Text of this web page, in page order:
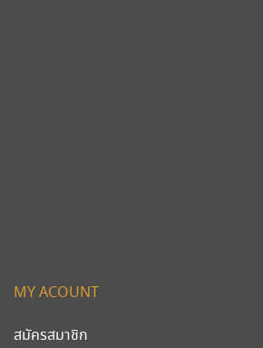
MY ACOUNT
สมัครสมาชิก